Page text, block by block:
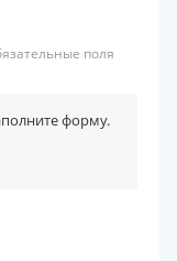
поля
форму.